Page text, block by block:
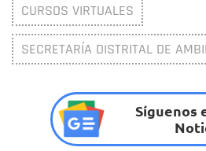
CURSOS VIRTUALES
SECRETARÍA DISTRITAL DE
Síguenos